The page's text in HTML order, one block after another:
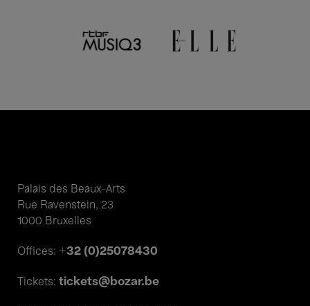
Palais des Beaux-Arts
Rue Ravenstein, 23
1000 Bruxelles
Offices: +32 (0)25078430
Tickets: tickets@bozar.be